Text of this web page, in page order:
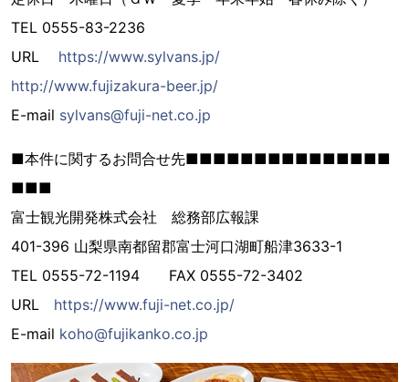
TEL 0555-83-2236
URL https://www.sylvans.jp/
http://www.fujizakura-beer.jp/
E-mail sylvans@fuji-net.co.jp
■本件に関するお問合せ先■■■■■■■■■■■■■■■
■■■
富士観光開発株式会社 総務部広報課
401-396 山梨県南都留郡富士河口湖町船津3633-1
TEL 0555-72-1194 FAX 0555-72-3402
URL https://www.fuji-net.co.jp/
E-mail koho@fujikanko.co.jp